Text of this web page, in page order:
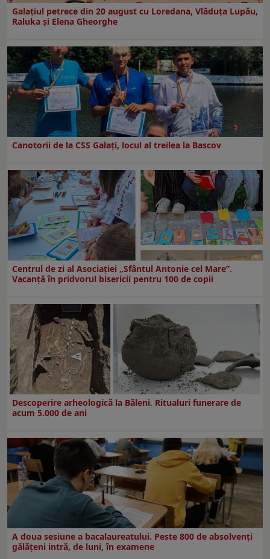
Galaţiul petrece din 20 august cu Loredana, Vlăduța Lupău,
Raluka și Elena Gheorghe
Canotorii de la CSS Galați, locul al treilea la Bascov
Centrul de zi al Asociației „Sfântul Antonie cel Mare”.
Vacanță în pridvorul bisericii pentru 100 de copii
Descoperire arheologică la Băleni. Ritualuri funerare de
acum 5.000 de ani
A doua sesiune a bacalaureatului. Peste 800 de absolvenţi
gălăţeni intră, de luni, în examene